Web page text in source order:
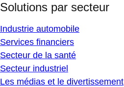
Solutions par secteur
Industrie automobile
Services financiers
Secteur de la santé
Secteur industriel
Les médias et le divertissement